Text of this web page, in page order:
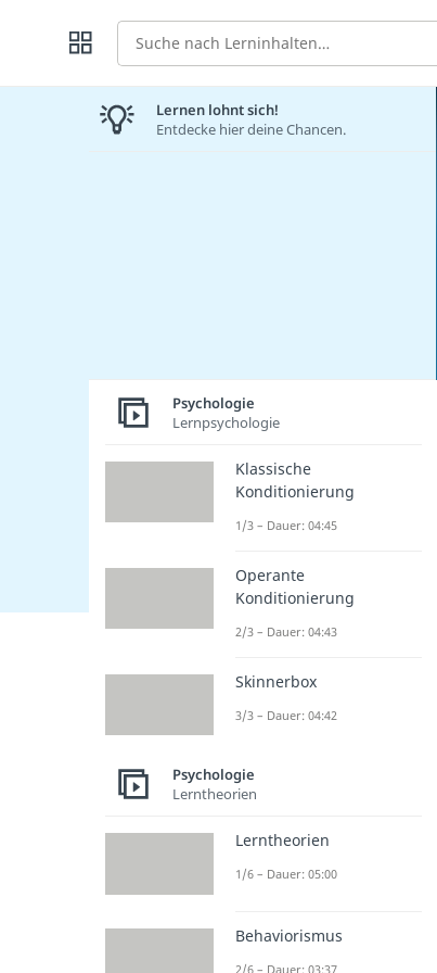
Suche
Lernen lohnt sich!
Entdecke hier deine Chancen.
Psychologie
Lernpsychologie
Klassische
Konditionierung
1/3 – Dauer: 04:45
Operante
Konditionierung
2/3 – Dauer: 04:43
Skinnerbox
3/3 – Dauer: 04:42
Psychologie
Lerntheorien
Lerntheorien
1/6 – Dauer: 05:00
Behaviorismus
2/6 – Dauer: 03:37